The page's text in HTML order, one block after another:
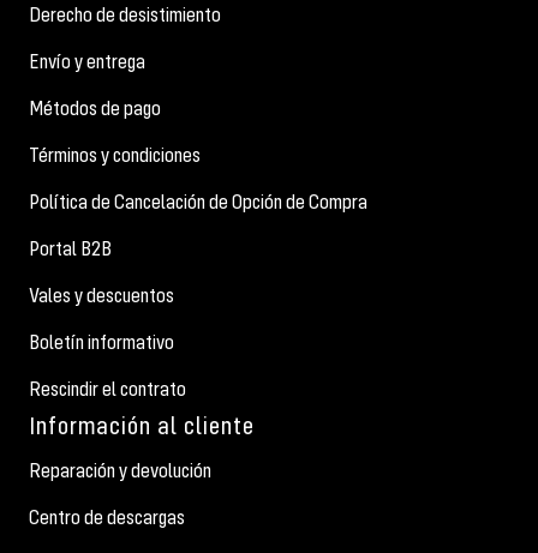
Derecho de desistimiento
Envío y entrega
Métodos de pago
Términos y condiciones
Política de Cancelación de Opción de Compra
Portal B2B
Vales y descuentos
Boletín informativo
Rescindir el contrato
Información al cliente
Reparación y devolución
Centro de descargas